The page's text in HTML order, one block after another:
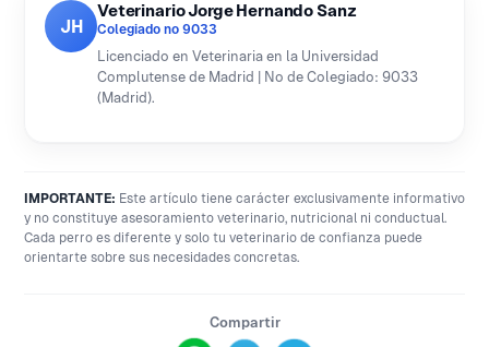
JH
Veterinario Jorge Hernando Sanz
Colegiado nº 9033
Licenciado en Veterinaria en la Universidad
Complutense de Madrid | Nº de Colegiado: 9033
(Madrid).
IMPORTANTE: Este artículo tiene carácter exclusivamente informativo
y no constituye asesoramiento veterinario, nutricional ni conductual.
Cada perro es diferente y solo tu veterinario de confianza puede
orientarte sobre sus necesidades concretas.
Compartir